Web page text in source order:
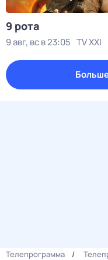
9 рота
9 авг, вс в 23:05 TV XXI
Телепрограмма